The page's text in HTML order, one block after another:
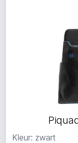
Kleur: zwart